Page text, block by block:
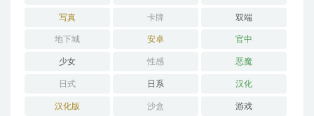
写真 卡牌 双端
地下城 安卓 官中
少女 性感 恶魔
日式 日系 汉化
汉化版 沙盒 游戏